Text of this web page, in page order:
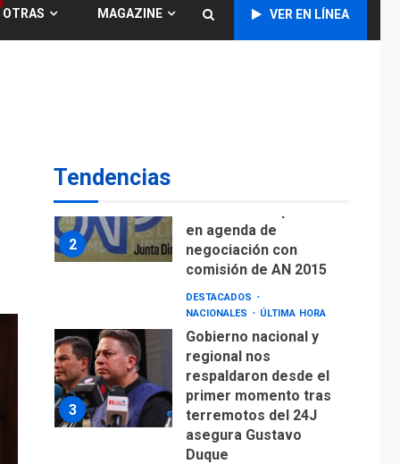
OTRAS MAGAZINE VER EN LÍNEA
Tendencias
ÚLTIMA HORA
Concejo Municipal de
2
en agenda de
negociación con
comisión de AN 2015
3
DESTACADOS
NACIONALES
ÚLTIMA HORA
Gobierno nacional y
regional nos
respaldaron desde el
primer momento tras
terremotos del 24J
asegura Gustavo
Duque